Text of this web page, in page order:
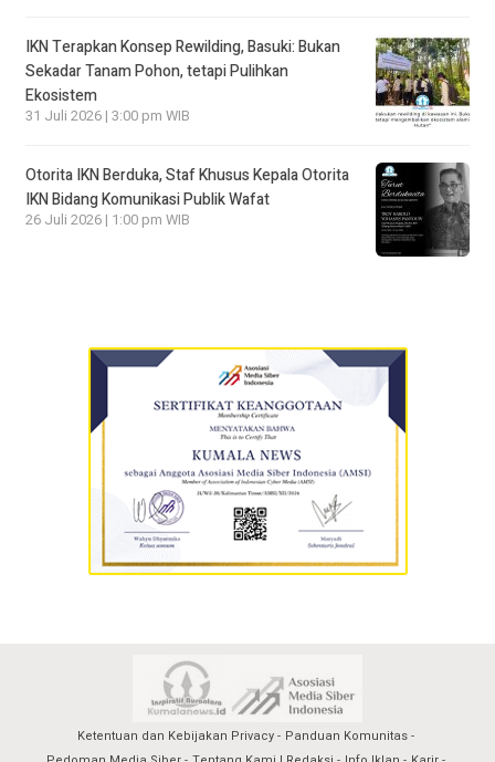
IKN Terapkan Konsep Rewilding, Basuki: Bukan
Sekadar Tanam Pohon, tetapi Pulihkan
Ekosistem
31 Juli 2026 | 3:00 pm WIB
Otorita IKN Berduka, Staf Khusus Kepala Otorita
IKN Bidang Komunikasi Publik Wafat
26 Juli 2026 | 1:00 pm WIB
Ketentuan dan Kebijakan Privacy
Panduan Komunitas